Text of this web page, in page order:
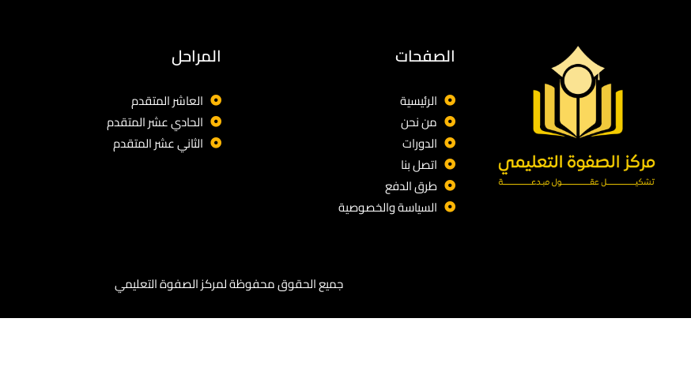
الصفحات
الرئيسية
من نحن
الدورات
اتصل بنا
طرق الدفع
السياسة والخصوصية
المراحل
العاشر المتقدم
الحادي عشر المتقدم
الثاني عشر المتقدم
جميع الحقوق محفوظة لمركز الصفوة التعليمي